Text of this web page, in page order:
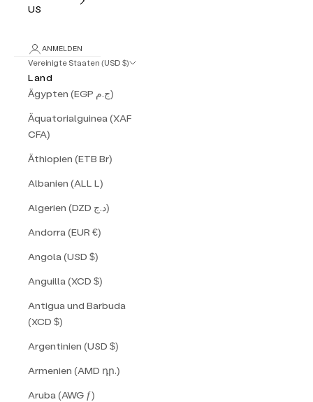
US
ANMELDEN
Vereinigte Staaten (USD $)
Land
Ägypten (EGP ج.م)
Äquatorialguinea (XAF
CFA)
Äthiopien (ETB Br)
Albanien (ALL L)
Algerien (DZD د.ج)
Andorra (EUR €)
Angola (USD $)
Anguilla (XCD $)
Antigua und Barbuda
(XCD $)
Argentinien (USD $)
Armenien (AMD դր.)
Aruba (AWG ƒ)